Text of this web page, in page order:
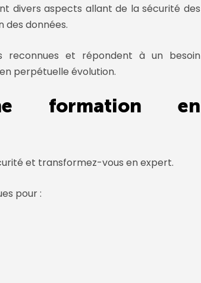
divers aspects allant de lasécurité des
des données.
reconnues et répondent à un besoin
perpétuelle évolution.
formation en
et transformez-vous en expert.
pour :